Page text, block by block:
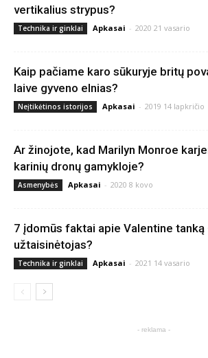
vertikalius strypus?
Technika ir ginklai Apkasai - 2020 21 vasario
Kaip pačiame karo sūkuryje britų
laive gyveno elnias?
Neįtikėtinos istorijos Apkasai - 2019 14 lapkričio
Ar žinojote, kad Marilyn Monroe
karinių dronų gamykloje?
Asmenybės Apkasai - 2020 8 kovo
7 įdomūs faktai apie Valentine tanką
užtaisinėtojas?
Technika ir ginklai Apkasai - 2021 14 vasario
- reklama -